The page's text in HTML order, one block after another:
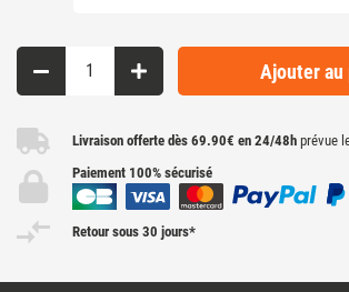
Ajouter au
Livraison offerte dès 69.90€ en 24/48h prévue
Paiement 100% sécurisé
Retour sous 30 jours*